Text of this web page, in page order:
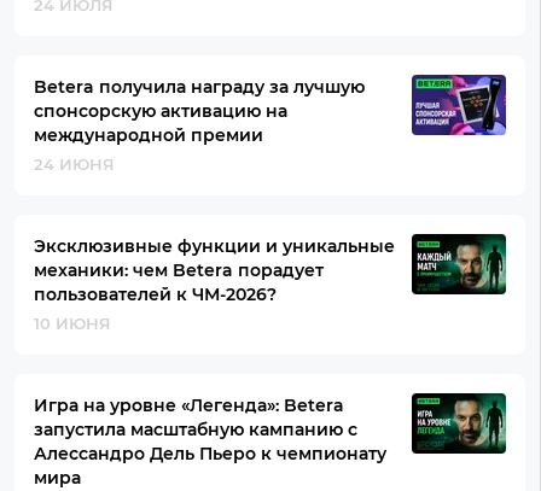
24 ИЮЛЯ
Betera получила награду за лучшую
спонсорскую активацию на
международной премии
24 ИЮНЯ
Эксклюзивные функции и уникальные
механики: чем Betera порадует
пользователей к ЧМ-2026?
10 ИЮНЯ
Игра на уровне «Легенда»: Betera
запустила масштабную кампанию с
Алессандро Дель Пьеро к чемпионату
мира